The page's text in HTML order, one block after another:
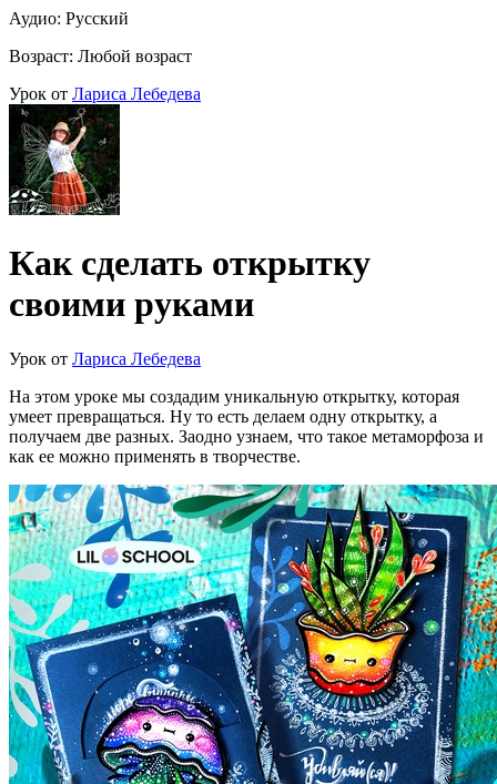
Аудио: Русский
Возраст: Любой возраст
Урок от Лариса Лебедева
Как сделать открытку
своими руками
Урок от Лариса Лебедева
На этом уроке мы создадим уникальную открытку, которая
умеет превращаться. Ну то есть делаем одну открытку, а
получаем две разных. Заодно узнаем, что такое метаморфоза и
как ее можно применять в творчестве.